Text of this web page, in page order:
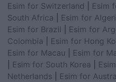
Esim for Switzerland
Esim
South Africa
Esim for
Esim for Brazil
Esim for
Colombia
Esim for Hong
Esim for Macau
Esim for
Esim for South Korea
Netherlands
Esim for